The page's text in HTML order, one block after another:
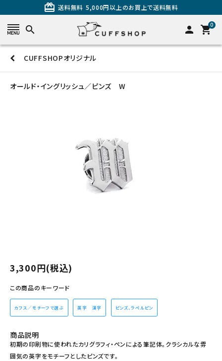
card_giftcard 送料無料 5,000円以上のお買上で送料無料
search person 0
shopping_cart
修理・交換
カフス相談室
CUFFSHOPオリジナル
オールド・イングリッシュ／ピンズ W
3,300円(税込)
この商品のキーワード
カフス／モチーフで選ぶ 英字 漢字 ピンズ、ラペルピン
商品説明
初期の印刷物に使われたカリグラフィ・ペンによる筆記体。クラシカルな雰
囲気の英字をモチーフとしたピンズです。